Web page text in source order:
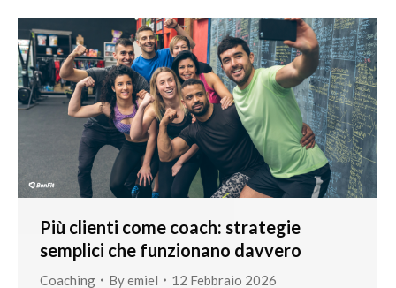
Più clienti come coach: strategie
semplici che funzionano davvero
Coaching Byemiel 12 Febbraio 2026